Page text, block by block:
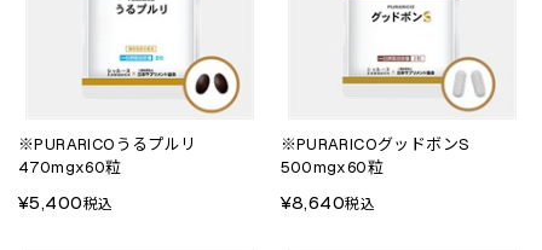
※PURARICOうるプルリ
470mgx60粒
¥5,400税込
※PURARICOグッドボンS
500mgx60粒
¥8,640税込